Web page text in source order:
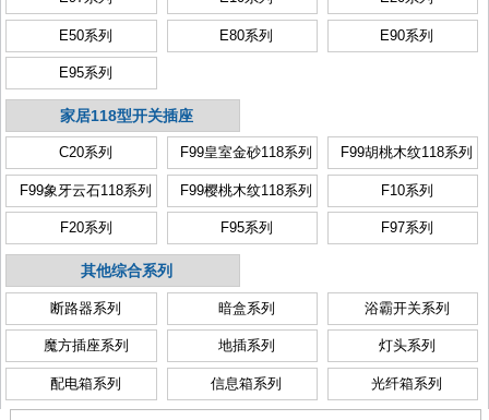
E50系列 E80系列 E90系列
E95系列
家居118型开关插座
C20系列 F99皇室金砂118系列 F99胡桃木纹118系列
F99象牙云石118系列 F99樱桃木纹118系列 F10系列
F20系列 F95系列 F97系列
其他综合系列
断路器系列 暗盒系列 浴霸开关系列
魔方插座系列 地插系列 灯头系列
配电箱系列 信息箱系列 光纤箱系列